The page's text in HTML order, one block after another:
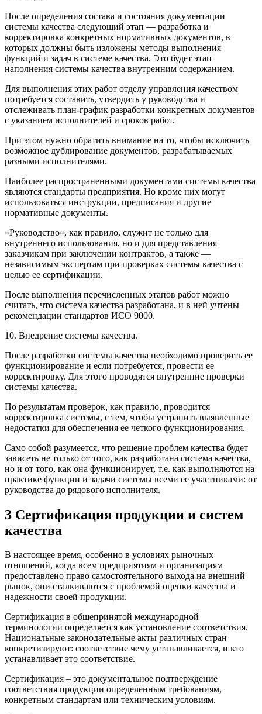
После определения состава и состояния документации
системы качества следующий этап — разработка и
корректировка конкретных нормативных документов, в
которых должны быть изложены методы выполнения
функций и задач в системе качества. Это будет этап
наполнения системы качества внутренним содержанием.
Для выполнения этих работ отделу управления качеством
потребуется составить, утвердить у руководства и
отслеживать план-график разработки конкретных документов
с указанием исполнителей и сроков работ.
При этом нужно обратить внимание на то, чтобы исключить
возможное дублирование документов, разрабатываемых
разными исполнителями.
Наиболее распространенными документами системы качества
являются стандарты предприятия. Но кроме них могут
использоваться инструкции, предписания и другие
нормативные документы.
«Руководство», как правило, служит не только для
внутреннего использования, но и для представления
заказчикам при заключении контрактов, а также —
независимым экспертам при проверках системы качества с
целью ее сертификации.
После выполнения перечисленных этапов работ можно
считать, что система качества разработана, и в ней учтены
рекомендации стандартов ИСО 9000.
10. Внедрение системы качества.
После разработки системы качества необходимо проверить ее
функционирование и если потребуется, провести ее
корректировку. Для этого проводятся внутренние проверки
системы качества.
По результатам проверок, как правило, проводится
корректировка системы, с тем, чтобы устранить выявленные
недостатки для обеспечения ее четкого функционирования.
Само собой разумеется, что решение проблем качества будет
зависеть не только от того, как разработана система качества,
но и от того, как она функционирует, т.е. как вы­полняются на
практике функции и задачи системы всеми ее участниками: от
руководства до рядового исполнителя.
3 Сертификация продукции и систем
качества
В настоящее время, особенно в условиях рыночных
отношений, когда всем предприятиям и организациям
предоставлено право самостоятельного выхода на внешний
рынок, они сталкиваются с проблемой оценки качества и
надежности своей продукции.
Сертификация в общепринятой международной
терминологии определяется как установление соответствия.
Национальные законодательные акты различных стран
конкретизируют: соответствие чему устанавливается, и кто
устанавливает это соответствие.
Сертификация – это документальное подтверждение
соответствия продукции определенным требованиям,
конкретным стандартам или техническим условиям.